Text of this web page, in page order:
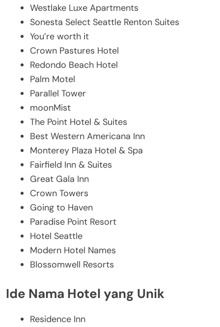
Westlake Luxe Apartments
Sonesta Select Seattle Renton Suites
You’re worth it
Crown Pastures Hotel
Redondo Beach Hotel
Palm Motel
Parallel Tower
moonMist
The Point Hotel & Suites
Best Western Americana Inn
Monterey Plaza Hotel & Spa
Fairfield Inn & Suites
Great Gala Inn
Crown Towers
Going to Haven
Paradise Point Resort
Hotel Seattle
Modern Hotel Names
Blossomwell Resorts
Ide Nama Hotel yang Unik
Residence Inn